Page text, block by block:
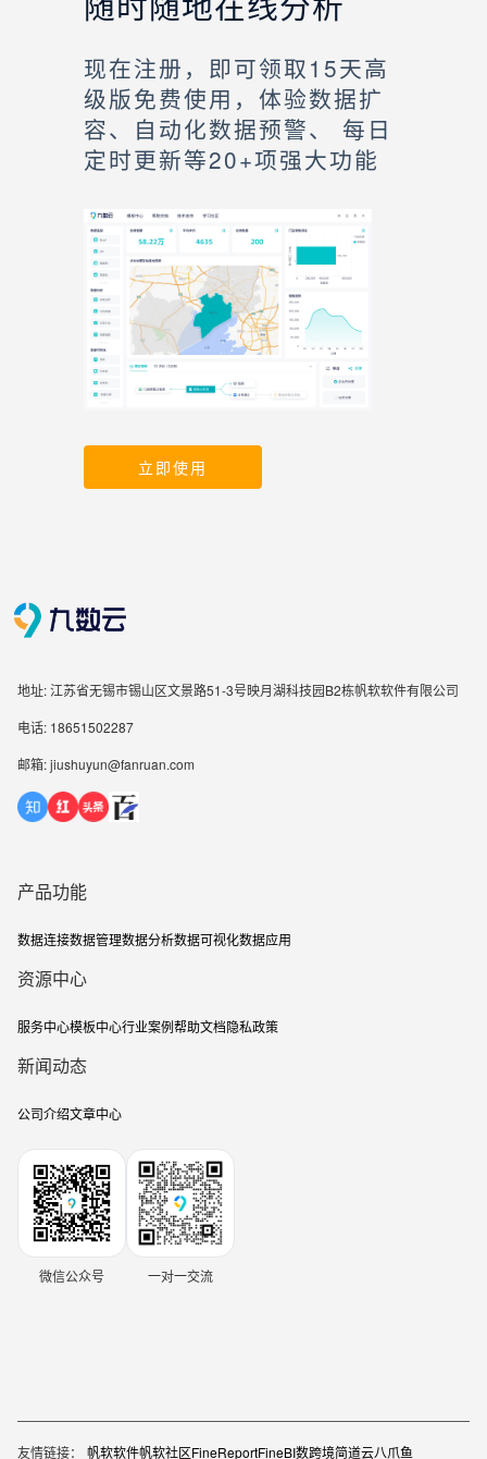
现在注册，即可领取15天高
级版免费使用，体验数据扩
容、自动化数据预警、 每日
定时更新等20+项强大功能
立即使用
地址: 江苏省无锡市锡山区文景路51-3号映月湖科技园B2栋帆软软件有限公司
电话: 18651502287
邮箱: jiushuyun@fanruan.com
产品功能
数据连接数据管理数据分析数据可视化数据应用
资源中心
服务中心模板中心行业案例帮助文档隐私政策
新闻动态
公司介绍文章中心
微信公众号 一对一交流
友情链接： 帆软软件帆软社区FineReportFineBI数跨境简道云八爪鱼